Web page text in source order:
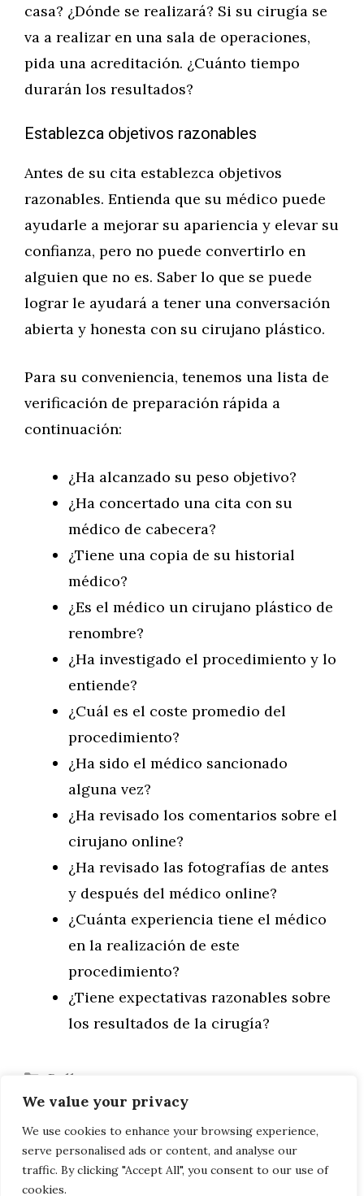
We value your privacy
We use cookies to enhance your browsing experience,
serve personalised ads or content, and analyse our
traffic. By clicking "Accept All", you consent to our use of
cookies.
casa? ¿Dónde se realizará? Si su cirugía se
va a realizar en una sala de operaciones,
pida una acreditación. ¿Cuánto tiempo
durarán los resultados?
Establezca objetivos razonables
Antes de su cita establezca objetivos
razonables. Entienda que su médico puede
ayudarle a mejorar su apariencia y elevar su
confianza, pero no puede convertirlo en
alguien que no es. Saber lo que se puede
lograr le ayudará a tener una conversación
abierta y honesta con su cirujano plástico.
Para su conveniencia, tenemos una lista de
verificación de preparación rápida a
continuación:
¿Ha alcanzado su peso objetivo?
¿Ha concertado una cita con su
médico de cabecera?
¿Tiene una copia de su historial
médico?
¿Es el médico un cirujano plástico de
renombre?
¿Ha investigado el procedimiento y lo
entiende?
¿Cuál es el coste promedio del
procedimiento?
¿Ha sido el médico sancionado
alguna vez?
¿Ha revisado los comentarios sobre el
cirujano online?
¿Ha revisado las fotografías de antes
y después del médico online?
¿Cuánta experiencia tiene el médico
en la realización de este
procedimiento?
¿Tiene expectativas razonables sobre
los resultados de la cirugía?
Categorías
Belleza
Email marketing: los mejores consejos
Los diferentes tipos de aparatos de
ortodoncia